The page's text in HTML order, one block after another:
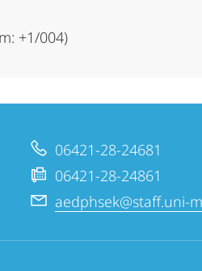
+1/004)
06421-28-24681
06421-28-24861
aedphsek@staff.uni-